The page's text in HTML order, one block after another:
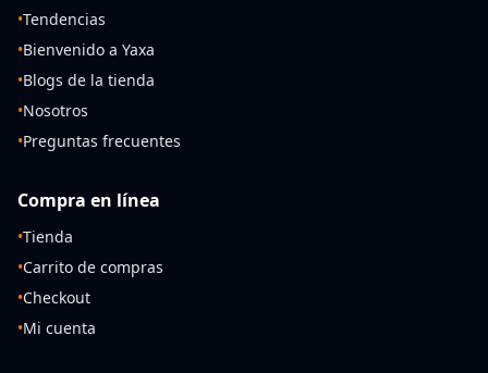
•Tendencias
•Bienvenido a Yaxa
•Blogs de la tienda
•Nosotros
•Preguntas frecuentes
Compra en línea
•Tienda
•Carrito de compras
•Checkout
•Mi cuenta